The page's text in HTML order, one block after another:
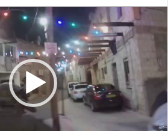
مشغل
الفيديو